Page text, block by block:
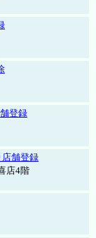
登録
店舗登録
店4階